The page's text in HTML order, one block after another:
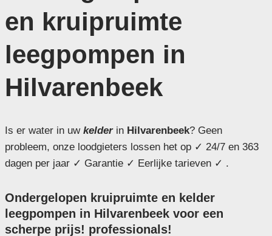
en kruipruimte
leegpompen in
Hilvarenbeek
Is er water in uw kelderin Hilvarenbeek? Geen
probleem, onze loodgieters lossen het op ✓ 24/7 en 363
dagen per jaar ✓ Garantie ✓ Eerlijke tarieven ✓ .
Ondergelopen kruipruimte en kelder
leegpompen in Hilvarenbeek voor een
scherpe prijs! professionals!